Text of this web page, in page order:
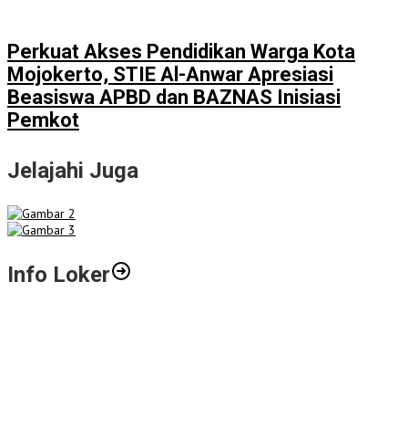
Perkuat Akses Pendidikan Warga Kota
Mojokerto, STIE Al-Anwar Apresiasi
Beasiswa APBD dan BAZNAS Inisiasi
Pemkot
Jelajahi Juga
Info Loker